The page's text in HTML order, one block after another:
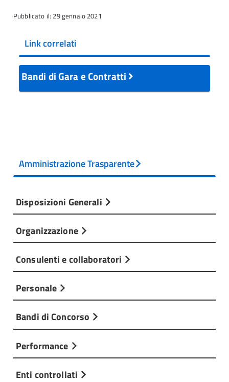
Pubblicato il: 29 gennaio 2021
Link correlati
Bandi di Gara e Contratti
Amministrazione Trasparente
Disposizioni Generali
Organizzazione
Consulenti e collaboratori
Personale
Bandi di Concorso
Performance
Enti controllati